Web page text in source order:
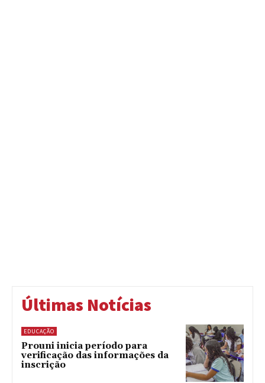
Últimas Notícias
EDUCAÇÃO
Prouni inicia período para
verificação das informações da
inscrição